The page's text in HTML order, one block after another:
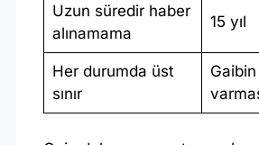
Uzun süredir haber
alınamama
15 yıl
Her durumda üst
sınır